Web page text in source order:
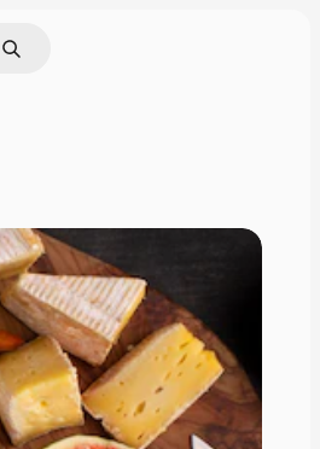
por imagem
Buscar